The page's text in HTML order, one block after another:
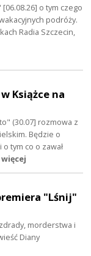
o tym czego
podróży.
Radia Szczecin,
Książce na
(30.07] rozmowa z
Będzie o
tym co o zawał
więcej
"Lśnij"
morderstwa i
Diany